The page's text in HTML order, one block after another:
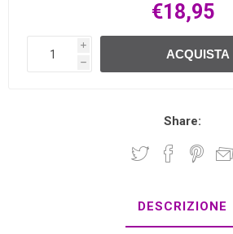
€18,95
i
h
ACQUISTA
Share:
DESCRIZIONE